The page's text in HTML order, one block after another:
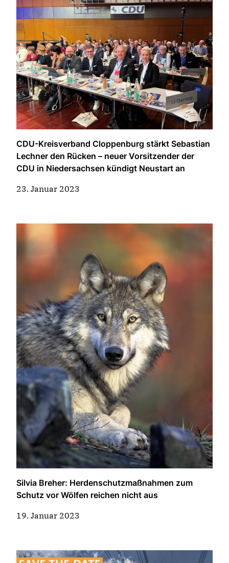
CDU-Kreisverband Cloppenburg stärkt Sebastian
Lechner den Rücken – neuer Vorsitzender der
CDU in Niedersachsen kündigt Neustart an
23. Januar 2023
Silvia Breher: Herdenschutzmaßnahmen zum
Schutz vor Wölfen reichen nicht aus
19. Januar 2023